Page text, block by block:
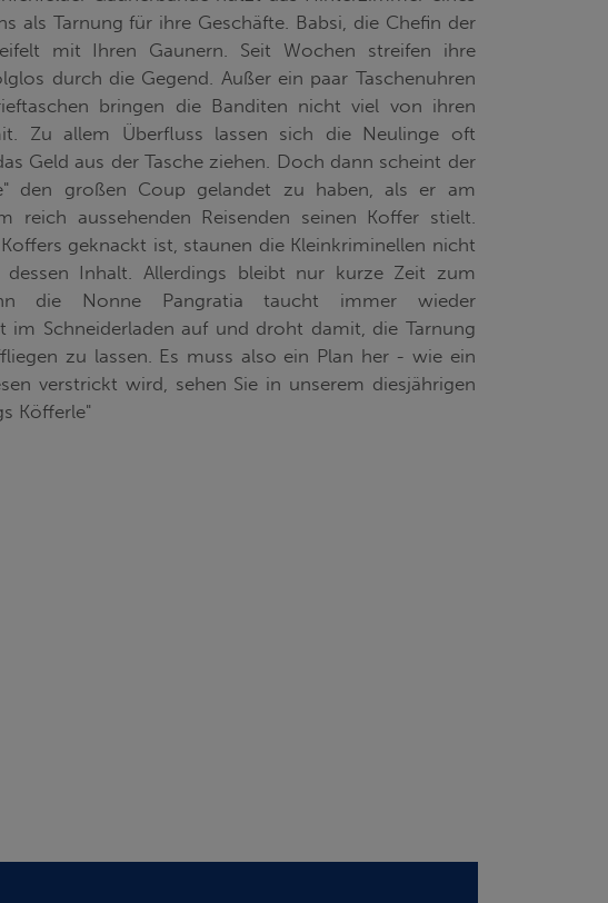
als Tarnung für ihre Geschäfte. Babsi, die Chefin der
mit Ihren Gaunern. Seit Wochen streifen ihre
durch die Gegend. Außer ein paar Taschenuhren
bringen die Banditen nicht viel von ihren
Zu allem Überfluss lassen sich die Neulinge oft
Geld aus der Tasche ziehen. Doch dann scheint der
den großen Coup gelandet zu haben, als er am
reich aussehenden Reisenden seinen Koffer stielt.
geknackt ist, staunen die Kleinkriminellen nicht
dessen Inhalt. Allerdings bleibt nur kurze Zeit zum
die Nonne Pangratia taucht immer wieder
im Schneiderladen auf und droht damit, die Tarnung
zu lassen. Es muss also ein Plan her - wie ein
verstrickt wird, sehen Sie in unserem diesjährigen
Köfferle"